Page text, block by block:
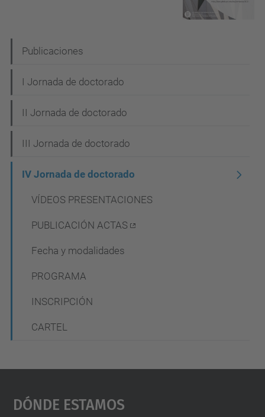
a
v
g
a
Publicaciones
I Jornada de doctorado
II Jornada de doctorado
III Jornada de doctorado
IV Jornada de doctorado
VÍDEOS PRESENTACIONES
PUBLICACIÓN ACTAS
Fecha y modalidades
PROGRAMA
INSCRIPCIÓN
CARTEL
Dónde Estamos